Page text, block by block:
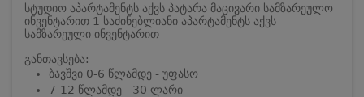
სტუდიო აპარტამენტს აქვს პატარა მაცივარი სამზარეულო
ინვენტარით 1 საძინებლიანი აპარტამენტს აქვს
სამზარეული ინვენტარით
განთავსება:
ბავშვი 0-6 წლამდე - უფასო
7-12 წლამდე - 30 ლარი